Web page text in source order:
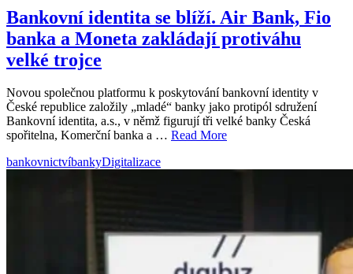
Bankovní identita se blíží. Air Bank, Fio
banka a Moneta zakládají protiváhu
velké trojce
Novou společnou platformu k poskytování bankovní identity v
České republice založily „mladé“ banky jako protipól sdružení
Bankovní identita, a.s., v němž figurují tři velké banky Česká
spořitelna, Komerční banka a … Read More
bankovnictvíbankyDigitalizace